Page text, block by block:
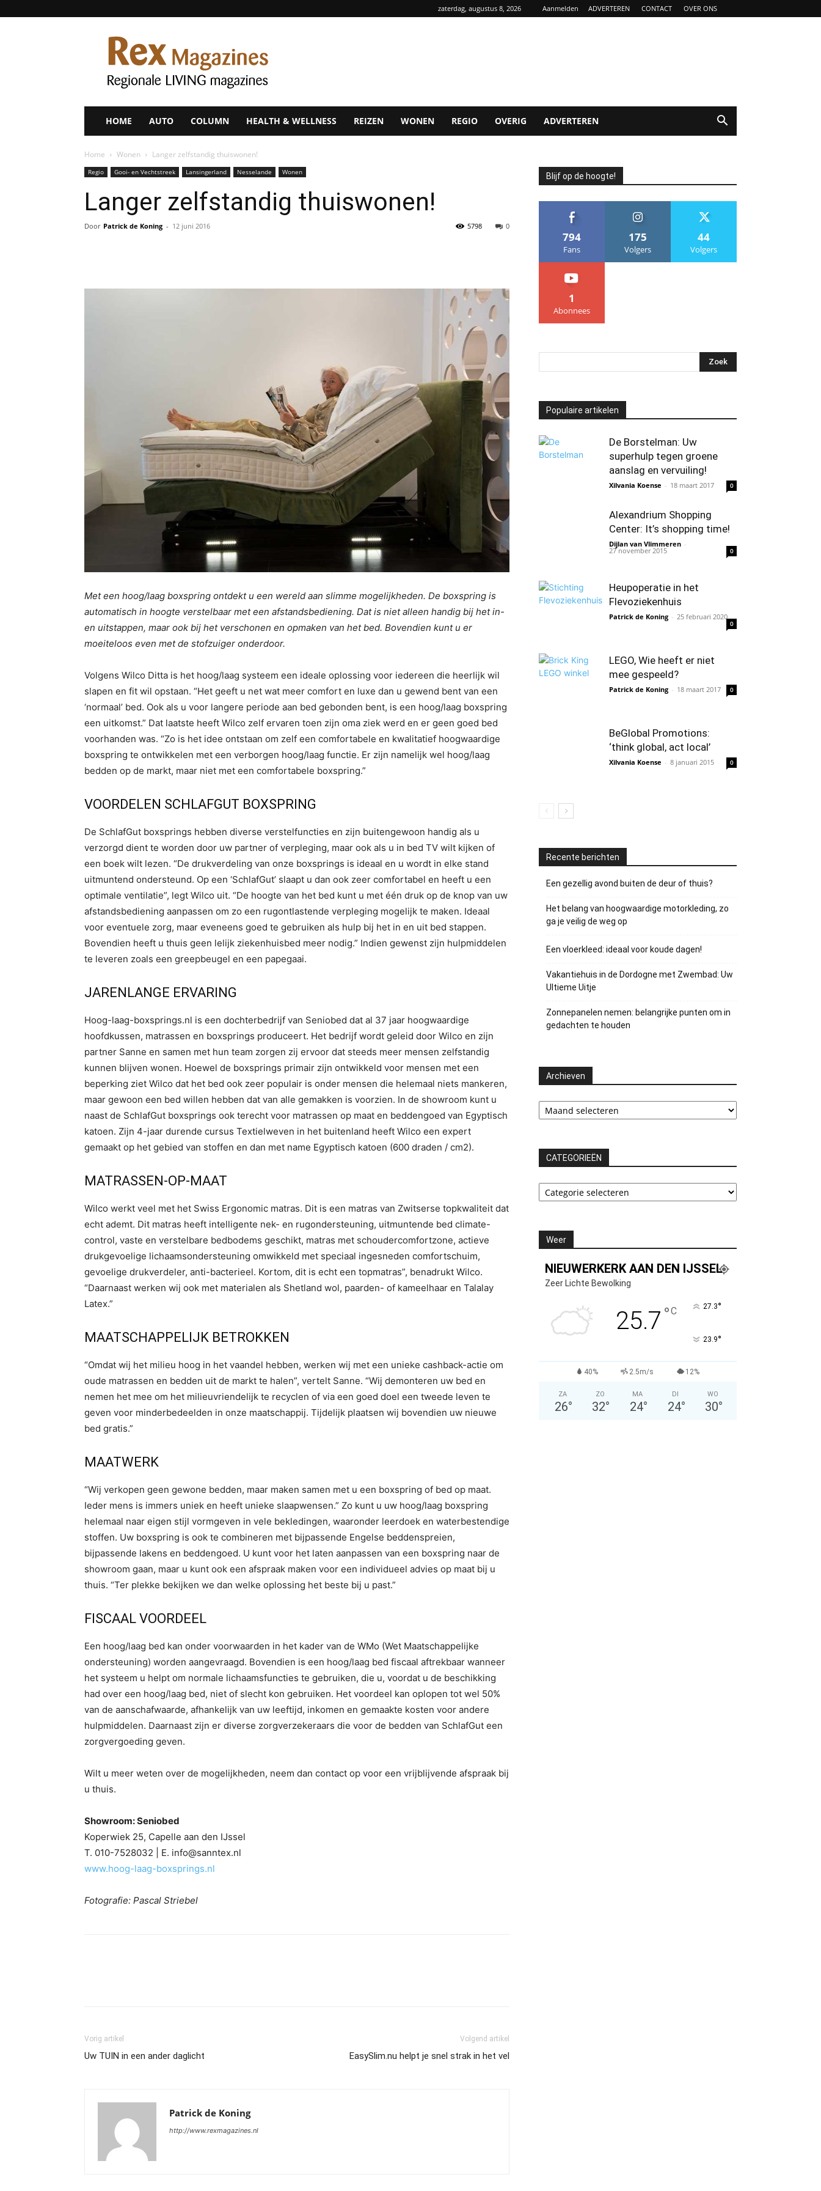
zaterdag, augustus 8, 2026 Aanmelden ADVERTEREN CONTACT OVER ONS
Rex
Magazines
HOME AUTO COLUMN HEALTH & WELLNESS REIZEN WONEN REGIO OVERIG ADVERTEREN
Home Wonen Langer zelfstandig thuiswonen!
Regio Gooi- en Vechtstreek Lansingerland Nesselande Wonen
Langer zelfstandig thuiswonen!
Door Patrick de Koning - 12 juni 2016 0
5798
Met een hoog/laag boxspring ontdekt u een wereld aan slimme mogelijkheden. De boxspring is
automatisch in hoogte verstelbaar met een afstandsbediening. Dat is niet alleen handig bij het in-
en uitstappen, maar ook bij het verschonen en opmaken van het bed. Bovendien kunt u er
moeiteloos even met de stofzuiger onderdoor.
Volgens Wilco Ditta is het hoog/laag systeem een ideale oplossing voor iedereen die heerlijk wil
slapen en fit wil opstaan. “Het geeft u net wat meer comfort en luxe dan u gewend bent van een
‘normaal’ bed. Ook als u voor langere periode aan bed gebonden bent, is een hoog/laag boxspring
een uitkomst.” Dat laatste heeft Wilco zelf ervaren toen zijn oma ziek werd en er geen goed bed
voorhanden was. “Zo is het idee ontstaan om zelf een comfortabele en kwalitatief hoogwaardige
boxspring te ontwikkelen met een verborgen hoog/laag functie. Er zijn namelijk wel hoog/laag
bedden op de markt, maar niet met een comfortabele boxspring.”
VOORDELEN SCHLAFGUT BOXSPRING
De SchlafGut boxsprings hebben diverse verstelfuncties en zijn buitengewoon handig als u
verzorgd dient te worden door uw partner of verpleging, maar ook als u in bed TV wilt kijken of
een boek wilt lezen. “De drukverdeling van onze boxsprings is ideaal en u wordt in elke stand
uitmuntend ondersteund. Op een ‘SchlafGut’ slaapt u dan ook zeer comfortabel en heeft u een
optimale ventilatie”, legt Wilco uit. “De hoogte van het bed kunt u met één druk op de knop van uw
afstandsbediening aanpassen om zo een rugontlastende verpleging mogelijk te maken. Ideaal
voor eventuele zorg, maar eveneens goed te gebruiken als hulp bij het in en uit bed stappen.
Bovendien heeft u thuis geen lelijk ziekenhuisbed meer nodig.” Indien gewenst zijn hulpmiddelen
te leveren zoals een greepbeugel en een papegaai.
JARENLANGE ERVARING
Hoog-laag-boxsprings.nl is een dochterbedrijf van Seniobed dat al 37 jaar hoogwaardige
hoofdkussen, matrassen en boxsprings produceert. Het bedrijf wordt geleid door Wilco en zijn
partner Sanne en samen met hun team zorgen zij ervoor dat steeds meer mensen zelfstandig
kunnen blijven wonen. Hoewel de boxsprings primair zijn ontwikkeld voor mensen met een
beperking ziet Wilco dat het bed ook zeer populair is onder mensen die helemaal niets mankeren,
maar gewoon een bed willen hebben dat van alle gemakken is voorzien. In de showroom kunt u
naast de SchlafGut boxsprings ook terecht voor matrassen op maat en beddengoed van Egyptisch
katoen. Zijn 4-jaar durende cursus Textielweven in het buitenland heeft Wilco een expert
gemaakt op het gebied van stoffen en dan met name Egyptisch katoen (600 draden / cm2).
MATRASSEN-OP-MAAT
Wilco werkt veel met het Swiss Ergonomic matras. Dit is een matras van Zwitserse topkwaliteit dat
echt ademt. Dit matras heeft intelligente nek- en rugondersteuning, uitmuntende bed climate-
control, vaste en verstelbare bedbodems geschikt, matras met schoudercomfortzone, actieve
drukgevoelige lichaamsondersteuning omwikkeld met speciaal ingesneden comfortschuim,
gevoelige drukverdeler, anti-bacterieel. Kortom, dit is echt een topmatras”, benadrukt Wilco.
“Daarnaast werken wij ook met materialen als Shetland wol, paarden- of kameelhaar en Talalay
Latex.”
MAATSCHAPPELIJK BETROKKEN
“Omdat wij het milieu hoog in het vaandel hebben, werken wij met een unieke cashback-actie om
oude matrassen en bedden uit de markt te halen”, vertelt Sanne. “Wij demonteren uw bed en
nemen het mee om het milieuvriendelijk te recyclen of via een goed doel een tweede leven te
geven voor minderbedeelden in onze maatschappij. Tijdelijk plaatsen wij bovendien uw nieuwe
bed gratis.”
MAATWERK
“Wij verkopen geen gewone bedden, maar maken samen met u een boxspring of bed op maat.
Ieder mens is immers uniek en heeft unieke slaapwensen.” Zo kunt u uw hoog/laag boxspring
helemaal naar eigen stijl vormgeven in vele bekledingen, waaronder leerdoek en waterbestendige
stoffen. Uw boxspring is ook te combineren met bijpassende Engelse beddenspreien,
bijpassende lakens en beddengoed. U kunt voor het laten aanpassen van een boxspring naar de
showroom gaan, maar u kunt ook een afspraak maken voor een individueel advies op maat bij u
thuis. “Ter plekke bekijken we dan welke oplossing het beste bij u past.”
FISCAAL VOORDEEL
Een hoog/laag bed kan onder voorwaarden in het kader van de WMo (Wet Maatschappelijke
ondersteuning) worden aangevraagd. Bovendien is een hoog/laag bed fiscaal aftrekbaar wanneer
het systeem u helpt om normale lichaamsfuncties te gebruiken, die u, voordat u de beschikking
had over een hoog/laag bed, niet of slecht kon gebruiken. Het voordeel kan oplopen tot wel 50%
van de aanschafwaarde, afhankelijk van uw leeftijd, inkomen en gemaakte kosten voor andere
hulpmiddelen. Daarnaast zijn er diverse zorgverzekeraars die voor de bedden van SchlafGut een
zorgvergoeding geven.
Wilt u meer weten over de mogelijkheden, neem dan contact op voor een vrijblijvende afspraak bij
u thuis.
Showroom: Seniobed
Koperwiek 25, Capelle aan den IJssel
T. 010-7528032 | E. info@sanntex.nl
www.hoog-laag-boxsprings.nl
Fotografie: Pascal Striebel
Vorig artikel
Uw TUIN in een ander daglicht
Volgend artikel
EasySlim.nu helpt je snel strak in het vel
Patrick de Koning
http://www.rexmagazines.nl
Blijf op de hoogte!
794
Fans
175
Volgers
44
Volgers
1
Abonnees
Populaire artikelen
De Borstelman: Uw
superhulp tegen groene
aanslag en vervuiling!
Xilvania Koense - 18 maart 2017 0
Alexandrium Shopping
Center: It’s shopping time!
Dijlan van Vlimmeren -
27 november 2015 0
Heupoperatie in het
Flevoziekenhuis
Patrick de Koning - 25 februari 2020
0
LEGO, Wie heeft er niet
mee gespeeld?
Patrick de Koning - 18 maart 2017 0
BeGlobal Promotions:
‘think global, act local’
Xilvania Koense - 8 januari 2015 0
Recente berichten
Een gezellig avond buiten de deur of thuis?
Het belang van hoogwaardige motorkleding, zo
ga je veilig de weg op
Een vloerkleed: ideaal voor koude dagen!
Vakantiehuis in de Dordogne met Zwembad: Uw
Ultieme Uitje
Zonnepanelen nemen: belangrijke punten om in
gedachten te houden
Archieven
Archieven
CATEGORIEËN
CATEGORIEËN
Weer
NIEUWERKERK AAN DEN IJSSEL
Zeer Lichte Bewolking
25.7 °C 27.3°
23.9°
40% 2.5m/s 12%
ZA
26°
ZO
32°
MA
24°
DI
24°
WO
30°